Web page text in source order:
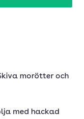
morötter och
med hackad